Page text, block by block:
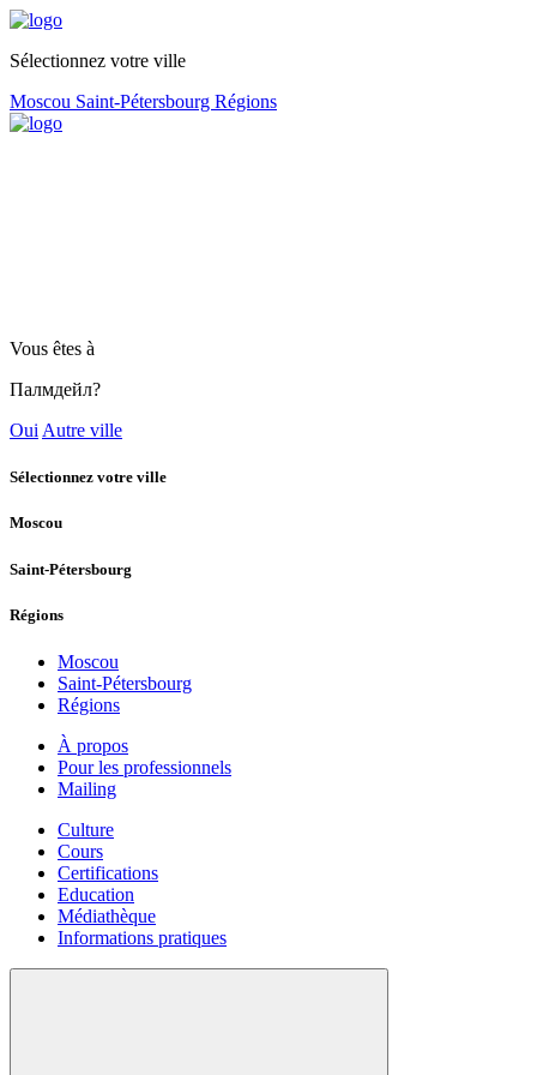
Sélectionnez votre ville
Moscou Saint-Pétersbourg Régions
Vous êtes à
Палмдейл?
Oui Autre ville
Sélectionnez votre ville
Moscou
Saint-Pétersbourg
Régions
Moscou
Saint-Pétersbourg
Régions
À propos
Pour les professionnels
Mailing
Culture
Cours
Certifications
Education
Médiathèque
Informations pratiques